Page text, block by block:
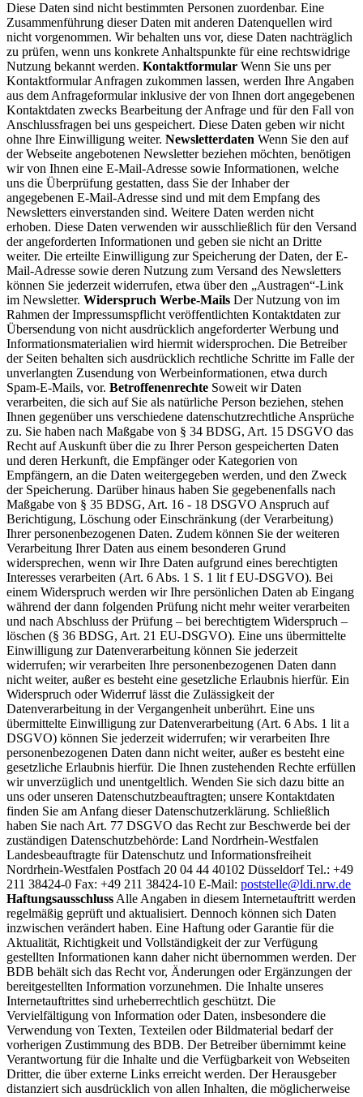
Diese Daten sind nicht bestimmten Personen zuordenbar. Eine
Zusammenführung dieser Daten mit anderen Datenquellen wird
nicht vorgenommen. Wir behalten uns vor, diese Daten nachträglich
zu prüfen, wenn uns konkrete Anhaltspunkte für eine rechtswidrige
Nutzung bekannt werden. Kontaktformular Wenn Sie uns per
Kontaktformular Anfragen zukommen lassen, werden Ihre Angaben
aus dem Anfrageformular inklusive der von Ihnen dort angegebenen
Kontaktdaten zwecks Bearbeitung der Anfrage und für den Fall von
Anschlussfragen bei uns gespeichert. Diese Daten geben wir nicht
ohne Ihre Einwilligung weiter. Newsletterdaten Wenn Sie den auf
der Webseite angebotenen Newsletter beziehen möchten, benötigen
wir von Ihnen eine E-Mail-Adresse sowie Informationen, welche
uns die Überprüfung gestatten, dass Sie der Inhaber der
angegebenen E-Mail-Adresse sind und mit dem Empfang des
Newsletters einverstanden sind. Weitere Daten werden nicht
erhoben. Diese Daten verwenden wir ausschließlich für den Versand
der angeforderten Informationen und geben sie nicht an Dritte
weiter. Die erteilte Einwilligung zur Speicherung der Daten, der E-
Mail-Adresse sowie deren Nutzung zum Versand des Newsletters
können Sie jederzeit widerrufen, etwa über den „Austragen“-Link
im Newsletter. Widerspruch Werbe-Mails Der Nutzung von im
Rahmen der Impressumspflicht veröffentlichten Kontaktdaten zur
Übersendung von nicht ausdrücklich angeforderter Werbung und
Informationsmaterialien wird hiermit widersprochen. Die Betreiber
der Seiten behalten sich ausdrücklich rechtliche Schritte im Falle der
unverlangten Zusendung von Werbeinformationen, etwa durch
Spam-E-Mails, vor. Betroffenenrechte Soweit wir Daten
verarbeiten, die sich auf Sie als natürliche Person beziehen, stehen
Ihnen gegenüber uns verschiedene datenschutzrechtliche Ansprüche
zu. Sie haben nach Maßgabe von § 34 BDSG, Art. 15 DSGVO das
Recht auf Auskunft über die zu Ihrer Person gespeicherten Daten
und deren Herkunft, die Empfänger oder Kategorien von
Empfängern, an die Daten weitergegeben werden, und den Zweck
der Speicherung. Darüber hinaus haben Sie gegebenenfalls nach
Maßgabe von § 35 BDSG, Art. 16 - 18 DSGVO Anspruch auf
Berichtigung, Löschung oder Einschränkung (der Verarbeitung)
Ihrer personenbezogenen Daten. Zudem können Sie der weiteren
Verarbeitung Ihrer Daten aus einem besonderen Grund
widersprechen, wenn wir Ihre Daten aufgrund eines berechtigten
Interesses verarbeiten (Art. 6 Abs. 1 S. 1 lit f EU-DSGVO). Bei
einem Widerspruch werden wir Ihre persönlichen Daten ab Eingang
während der dann folgenden Prüfung nicht mehr weiter verarbeiten
und nach Abschluss der Prüfung – bei berechtigtem Widerspruch –
löschen (§ 36 BDSG, Art. 21 EU-DSGVO). Eine uns übermittelte
Einwilligung zur Datenverarbeitung können Sie jederzeit
widerrufen; wir verarbeiten Ihre personenbezogenen Daten dann
nicht weiter, außer es besteht eine gesetzliche Erlaubnis hierfür. Ein
Widerspruch oder Widerruf lässt die Zulässigkeit der
Datenverarbeitung in der Vergangenheit unberührt. Eine uns
übermittelte Einwilligung zur Datenverarbeitung (Art. 6 Abs. 1 lit a
DSGVO) können Sie jederzeit widerrufen; wir verarbeiten Ihre
personenbezogenen Daten dann nicht weiter, außer es besteht eine
gesetzliche Erlaubnis hierfür. Die Ihnen zustehenden Rechte erfüllen
wir unverzüglich und unentgeltlich. Wenden Sie sich dazu bitte an
uns oder unseren Datenschutzbeauftragten; unsere Kontaktdaten
finden Sie am Anfang dieser Datenschutzerklärung. Schließlich
haben Sie nach Art. 77 DSGVO das Recht zur Beschwerde bei der
zuständigen Datenschutzbehörde: Land Nordrhein-Westfalen
Landesbeauftragte für Datenschutz und Informationsfreiheit
Nordrhein-Westfalen Postfach 20 04 44 40102 Düsseldorf Tel.: +49
211 38424-0 Fax: +49 211 38424-10 E-Mail: poststelle@ldi.nrw.de
Haftungsausschluss Alle Angaben in diesem Internetauftritt werden
regelmäßig geprüft und aktualisiert. Dennoch können sich Daten
inzwischen verändert haben. Eine Haftung oder Garantie für die
Aktualität, Richtigkeit und Vollständigkeit der zur Verfügung
gestellten Informationen kann daher nicht übernommen werden. Der
BDB behält sich das Recht vor, Änderungen oder Ergänzungen der
bereitgestellten Information vorzunehmen. Die Inhalte unseres
Internetauftrittes sind urheberrechtlich geschützt. Die
Vervielfältigung von Information oder Daten, insbesondere die
Verwendung von Texten, Texteilen oder Bildmaterial bedarf der
vorherigen Zustimmung des BDB. Der Betreiber übernimmt keine
Verantwortung für die Inhalte und die Verfügbarkeit von Webseiten
Dritter, die über externe Links erreicht werden. Der Herausgeber
distanziert sich ausdrücklich von allen Inhalten, die möglicherweise